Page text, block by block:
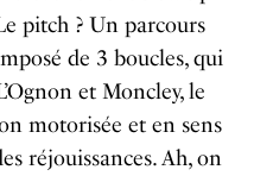
pitch ? Un parcours
de 3 boucles, qui
et Moncley, le
motorisée et en sens
réjouissances. Ah, on